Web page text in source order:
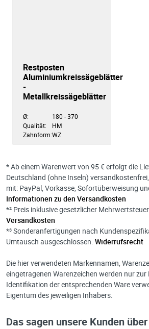
Restposten
Aluminiumkreissägeblätter
-
Metallkreissägeblätter
Ø:
180 - 370
Qualität:
HM
Zahnform:WZ
* Ab einem Warenwert von 95 € erfolgt die
Deutschland (ohne Inseln)
mit: PayPal, Vorkasse, Sofortüberweisung
Informationen zu den Versandkosten
*² Preis inklusive gesetzlicher
Versandkosten
*³ Sonderanfertigungen nach
Umtausch ausgeschlossen. Widerrufsrecht
Die hier verwendeten Markennamen,
eingetragenen Warenzeichen werden nur
Identifikation der entsprechenden Ware
Eigentum des jeweiligen Inhabers.
Das sagen unsere Kunden